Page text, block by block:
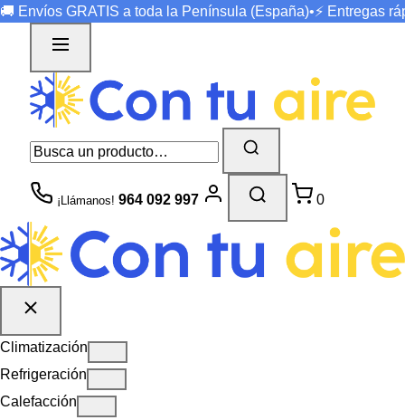
🚚 Envíos GRATIS a toda la Península (España)•⚡ Entregas
¡Llámanos! 964 092 997 0
Climatización
Refrigeración
Calefacción